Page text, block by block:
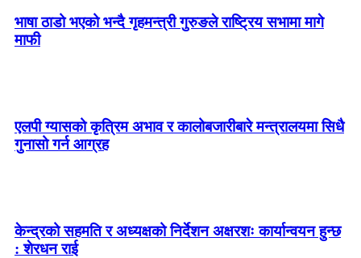
भाषा ठाडो भएको भन्दै गृहमन्त्री गुरुङले राष्ट्रिय सभामा मागे
माफी
एलपी ग्यासको कृत्रिम अभाव र कालोबजारीबारे मन्त्रालयमा सिधै
गुनासो गर्न आग्रह
केन्द्रको सहमति र अध्यक्षको निर्देशन अक्षरशः कार्यान्वयन हुन्छ
: शेरधन राई